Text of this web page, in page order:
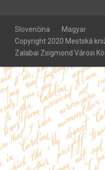
Slovenčina
Magyar
Copyright 2020 Mestská
Zalabai Zsigmond Városi